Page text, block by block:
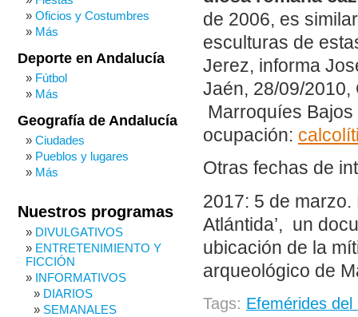
de 2006, es
esculturas de
Jerez, informa
Jaén, 28/09/2010,
Marroquíes
ocupación:
Otras fechas de
2017: 5 de
Atlántida’, un
ubicación de la
arqueológico de
Tags: Efemérides
Oficios y Costumbres
Más
Deporte en Andalucía
Fútbol
Más
Geografía de Andalucía
Ciudades
Pueblos y lugares
Más
Nuestros programas
DIVULGATIVOS
ENTRETENIMIENTO Y
FICCIÓN
INFORMATIVOS
DIARIOS
SEMANALES